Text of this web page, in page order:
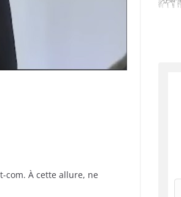
com. À cette allure, ne